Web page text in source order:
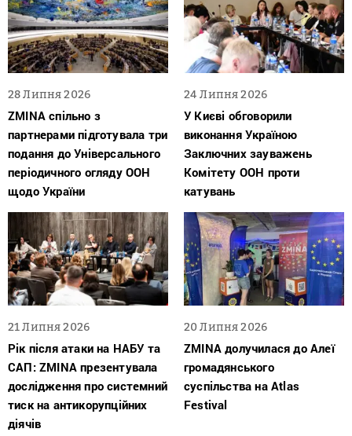
28 Липня 2026
ZMINA спільно з
партнерами підготувала три
подання до Універсального
періодичного огляду ООН
щодо України
24 Липня 2026
У Києві обговорили
виконання Україною
Заключних зауважень
Комітету ООН проти
катувань
21 Липня 2026
Рік після атаки на НАБУ та
САП: ZMINA презентувала
дослідження про системний
тиск на антикорупційних
діячів
20 Липня 2026
ZMINA долучилася до Алеї
громадянського
суспільства на Atlas
Festival